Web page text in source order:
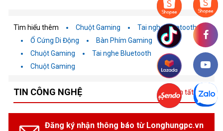
Tìm hiểu thêm Chuột Gaming
Tai nghe Bluetooth
Ổ Cứng Di Động
Bàn Phím Gaming
Chuột Gaming
Tai nghe Bluetooth
Chuột Gaming
TIN CÔNG NGHỆ Xem tất cả
Đăng ký nhận thông báo từ Longhungpc.vn